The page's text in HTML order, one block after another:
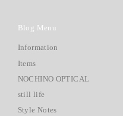
Blog Menu
Information
Items
NOCHINO OPTICAL
still life
Style Notes